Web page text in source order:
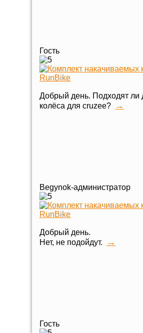
Гость
Добрый день. Подходят ли
колёса для cruzee?
→
Begynok-администратор
Добрый день.
Нет, не подойдут.
→
Гость